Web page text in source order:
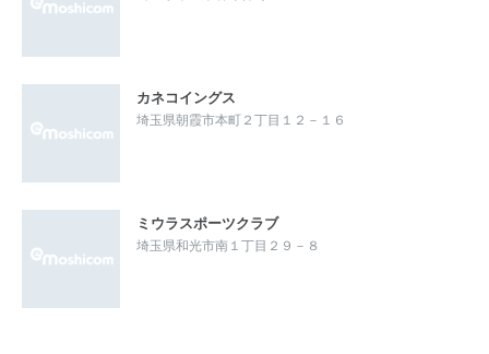
カネコイングス
埼玉県朝霞市本町２丁目１２－１６
ミウラスポーツクラブ
埼玉県和光市南１丁目２９－８